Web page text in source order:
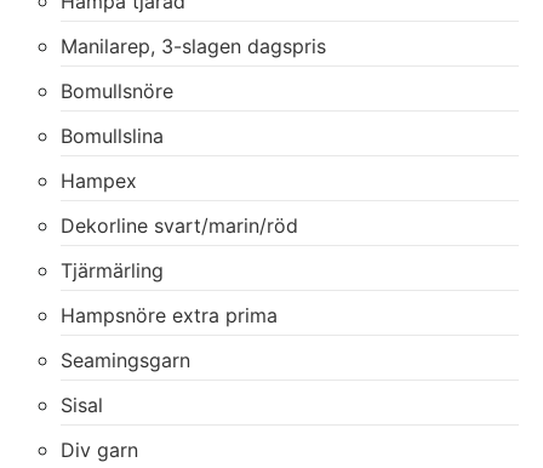
Manilarep, 3-slagen dagspris
Bomullsnöre
Bomullslina
Hampex
Dekorline svart/marin/röd
Tjärmärling
Hampsnöre extra prima
Seamingsgarn
Sisal
Div garn